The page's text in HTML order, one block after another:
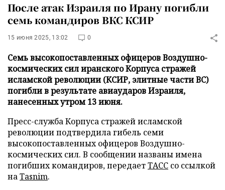
После атак Израиля по Ирану погибли
семь командиров ВКС КСИР
15 июня 2025, 13:02 0
Семь высокопоставленных офицеров Воздушно-
космических сил иранского Корпуса стражей
исламской революции (КСИР, элитные части ВС)
погибли в результате авиаударов Израиля,
нанесенных утром 13 июня.
Пресс-служба Корпуса стражей исламской
революции подтвердила гибель семи
высокопоставленных офицеров Воздушно-
космических сил. В сообщении названы имена
погибших командиров, передаетТАСС со ссылкой
наTasnim.